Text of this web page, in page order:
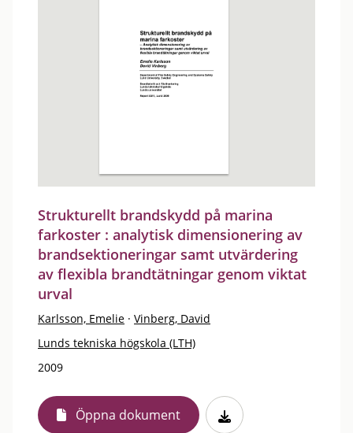
Strukturellt brandskydd på marina
farkoster : analytisk dimensionering av
brandsektioneringar samt utvärdering
av flexibla brandtätningar genom viktat
urval
Karlsson, Emelie · Vinberg, David
Lunds tekniska högskola (LTH)
2009
Öppna dokument